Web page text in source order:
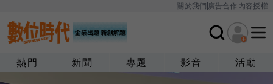
關於我們廣告合作內容授權
熱門 新聞 專題 影音 活動